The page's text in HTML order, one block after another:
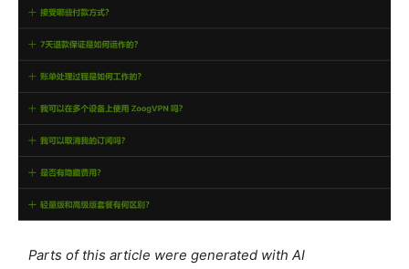
Parts of this article were generated with AI